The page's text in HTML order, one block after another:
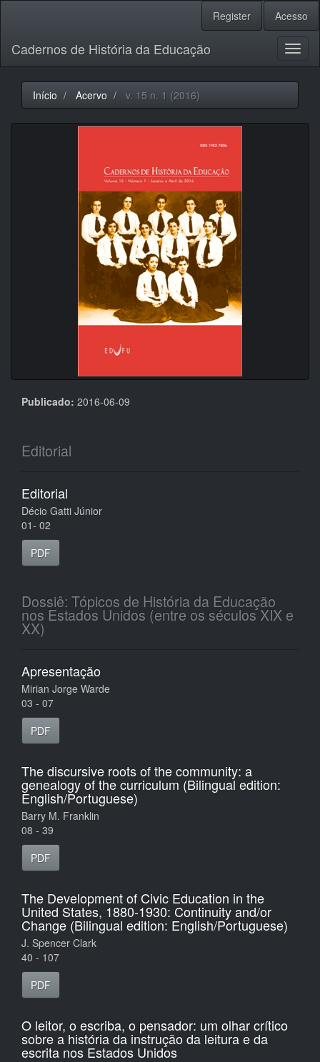
principal
Barra
Lateral
Register Acesso
Cadernos de História da Educação
Início Acervo v. 15 n. 1 (2016)
Publicado: 2016-06-09
Editorial
Editorial
Décio Gatti Júnior
01- 02
PDF
Dossiê: Tópicos de História da Educação
nos Estados Unidos (entre os séculos XIX e
XX)
Apresentação
Mirian Jorge Warde
03 - 07
PDF
The discursive roots of the community: a
genealogy of the curriculum (Bilingual edition:
English/Portuguese)
Barry M. Franklin
08 - 39
PDF
The Development of Civic Education in the
United States, 1880-1930: Continuity and/or
Change (Bilingual edition: English/Portuguese)
J. Spencer Clark
40 - 107
PDF
O leitor, o escriba, o pensador: um olhar crítico
sobre a história da instrução da leitura e da
escrita nos Estados Unidos